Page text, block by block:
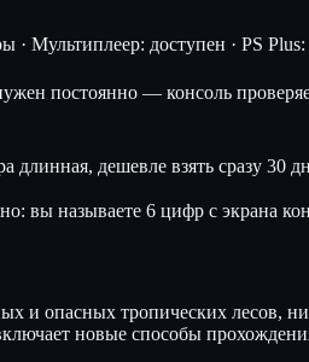
· Мультиплеер: доступен · PS
постоянно — консоль
дешевле взять сразу 30
вы называете 6 цифр с экрана
опасных тропических лесов,
новые способы